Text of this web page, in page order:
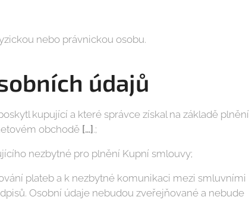
nebo právnickou osobu.
údajů
kupující a které správce získal na základě plnění
obchodě […] .;
nezbytné pro plnění Kupní smlouvy;
plateb a k nezbytné komunikaci mezi smluvními
Osobní údaje nebudou zveřejňované a nebude